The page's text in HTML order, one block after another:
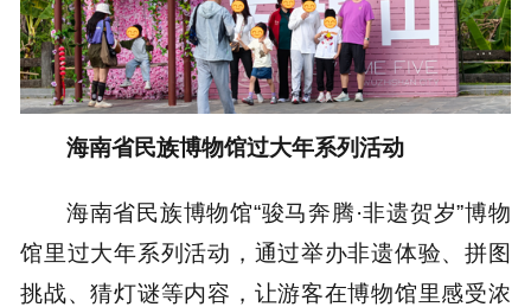
海南省民族博物馆过大年系列活动
海南省民族博物馆“骏马奔腾·非遗贺岁”博物
馆里过大年系列活动，通过举办非遗体验、拼图
挑战、猜灯谜等内容，让游客在博物馆里感受浓